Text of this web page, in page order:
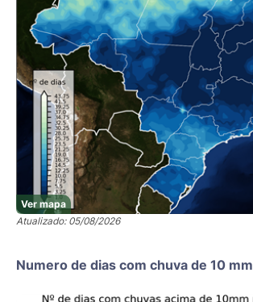
Ver mapa
Atualizado: 05/08/2026
Numero de dias com chuva de 10 mm